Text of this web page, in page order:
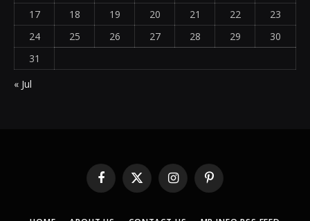
17
18 19 20 21 22
23
24
25 26 27 28 29
30
31
« Jul
Facebook
X
(Twitter)
InstagramPinterest